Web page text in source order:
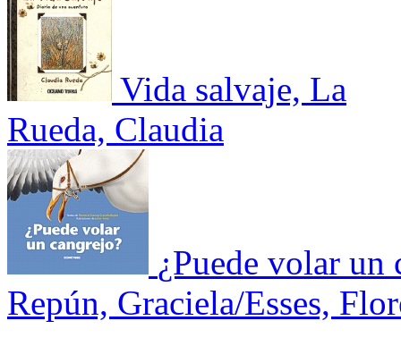
Vida salvaje, La
Rueda, Claudia
¿Puede volar un
Repún, Graciela/Esses,